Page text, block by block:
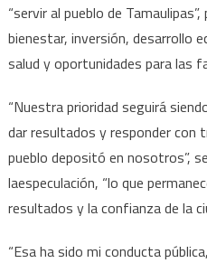
“servir al pueblo de
bienestar, inversión, desarrollo
salud y oportunidades para las
“Nuestra prioridad seguirá
dar resultados y responder con
pueblo depositó en nosotros”,
laespeculación, “lo que
resultados y la confianza de la
“Esa ha sido mi conducta